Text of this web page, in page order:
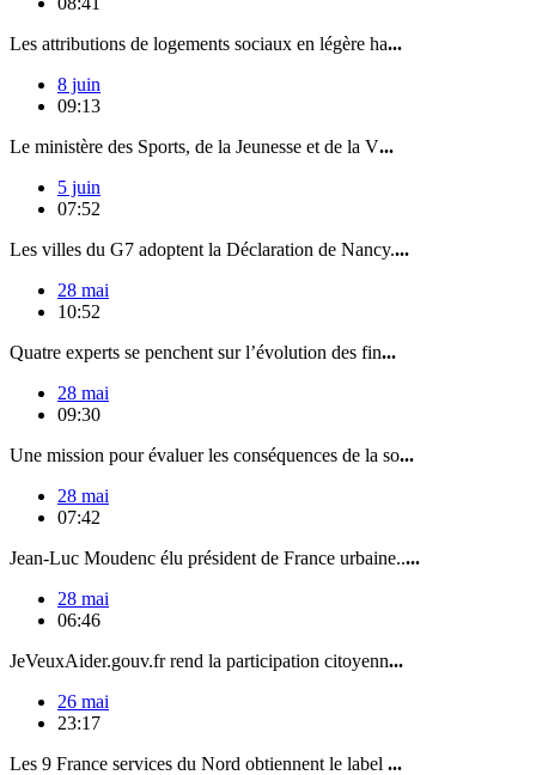
Les attributions de logements sociaux en légère ha...
8 juin
09:13
Le ministère des Sports, de la Jeunesse et de la V...
5 juin
07:52
Les villes du G7 adoptent la Déclaration de Nancy....
28 mai
10:52
Quatre experts se penchent sur l’évolution des fin...
28 mai
09:30
Une mission pour évaluer les conséquences de la so...
28 mai
07:42
Jean-Luc Moudenc élu président de France urbaine.....
28 mai
06:46
JeVeuxAider.gouv.fr rend la participation citoyenn...
26 mai
23:17
Les 9 France services du Nord obtiennent le label ...